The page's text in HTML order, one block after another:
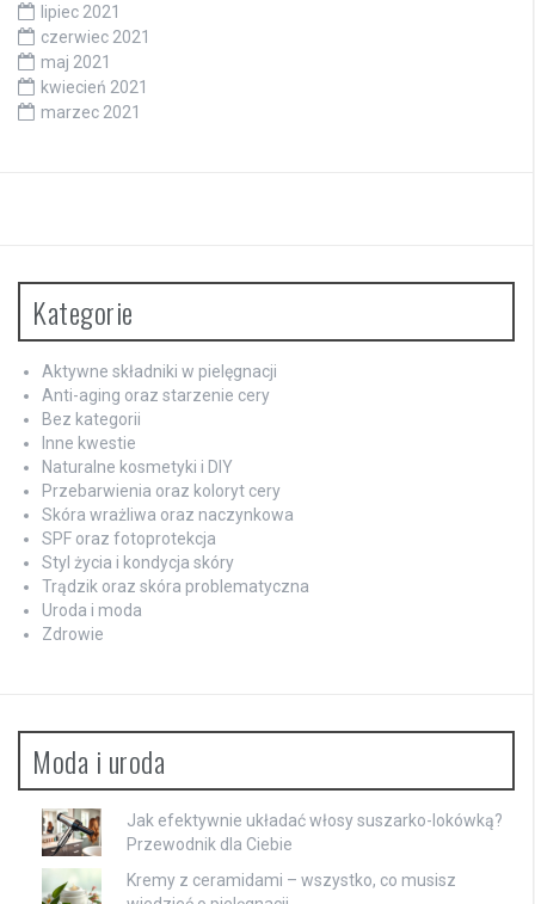
lipiec 2021
czerwiec 2021
maj 2021
kwiecień 2021
marzec 2021
Kategorie
Aktywne składniki w pielęgnacji
Anti-aging oraz starzenie cery
Bez kategorii
Inne kwestie
Naturalne kosmetyki i DIY
Przebarwienia oraz koloryt cery
Skóra wrażliwa oraz naczynkowa
SPF oraz fotoprotekcja
Styl życia i kondycja skóry
Trądzik oraz skóra problematyczna
Uroda i moda
Zdrowie
Moda i uroda
Jak efektywnie układać włosy suszarko-lokówką?
Przewodnik dla Ciebie
Kremy z ceramidami – wszystko, co musisz